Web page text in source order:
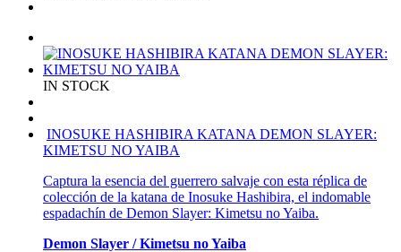
IN STOCK
INOSUKE HASHIBIRA KATANA DEMON SLAYER:
KIMETSU NO YAIBA
Captura la esencia del guerrero salvaje con esta réplica de
colección de la katana de Inosuke Hashibira, el indomable
espadachín de Demon Slayer: Kimetsu no Yaiba.
Demon Slayer / Kimetsu no Yaiba